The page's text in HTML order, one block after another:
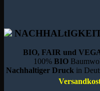
BIO, FAIR und
100%BIO
Nachhaltiger Druck in